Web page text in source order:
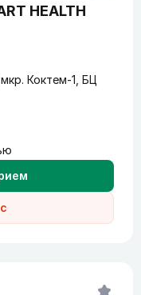
HEALTH
Коктем-1, БЦ